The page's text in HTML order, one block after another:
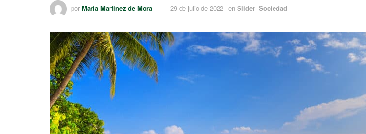
por Maria Martinez de Mora 29 de julio de 2022 en Slider, Sociedad